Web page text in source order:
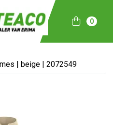
0
| beige | 2072549